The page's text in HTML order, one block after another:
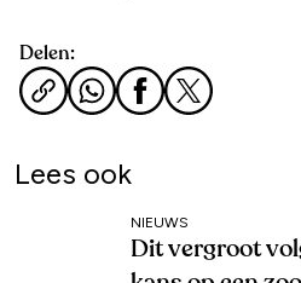
Delen:
Lees ook
NIEUWS
Dit vergroot